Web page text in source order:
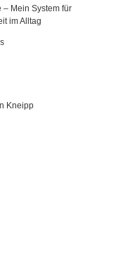
Mein System für
im Alltag
Kneipp